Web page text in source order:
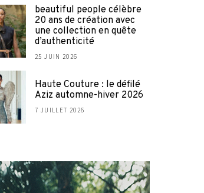
beautiful people célèbre
20 ans de création avec
une collection en quête
d’authenticité
25 JUIN 2026
Haute Couture : le défilé
Aziz automne-hiver 2026
7 JUILLET 2026